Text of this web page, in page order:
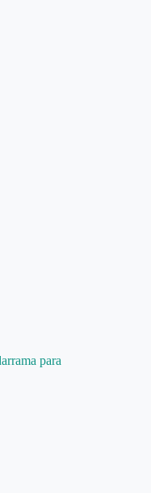
para